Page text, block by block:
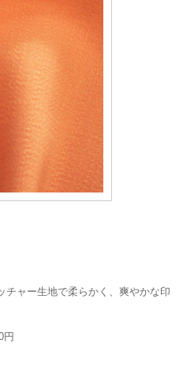
チャー生地で柔らかく、爽やかな印
円